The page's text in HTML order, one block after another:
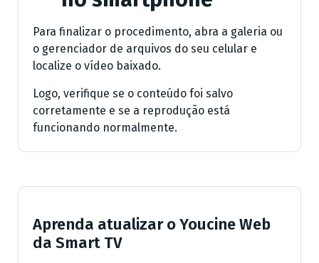
Para finalizar o procedimento, abra a galeria ou
o gerenciador de arquivos do seu celular e
localize o vídeo baixado.
Logo, verifique se o conteúdo foi salvo
corretamente e se a reprodução está
funcionando normalmente.
Aprenda atualizar o Youcine Web
da Smart TV